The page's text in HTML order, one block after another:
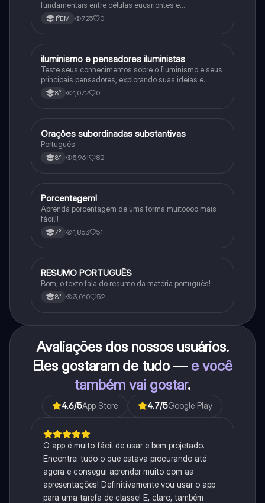
fundamentais entre células eucariontes e
procariontes.
1°EM 725 0
História
iluminismo e pensadores iluministas
Teste seus conhecimentos sobre o Iluminismo e seus
principais pensadores, explorando suas ideias e
impacto histórico.
8° 1,072 0
Português
Orações subordinadas substantivas
Português
8° 5,961 82
Matematica
Porcentagem!
Aprenda porcentagem de uma forma muitoooo mais
fácil!!
7° 1,863 51
Português
RESUMO PORTUGUÊS
Bom, o texto fala do resumo da matéria português!
8° 3,010 52
Avaliações dos nossos usuários.
Eles gostaram de tudo — e você
também vai gostar.
4.6/5App Store 4.7/5Google Play
O app é muito fácil de usar e bem projetado.
Encontrei tudo o que estava procurando até
agora e consegui aprender muito com as
apresentações! Definitivamente vou usar o app
para uma tarefa de classe! E, claro, também